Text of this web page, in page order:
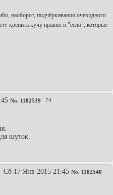
наоборот, подчёркивания очевидного
крепить кучу правил и "если", которые
No. 1182539 74
шуток.
Сб 17 Янв 2015 21:45 No. 1182540